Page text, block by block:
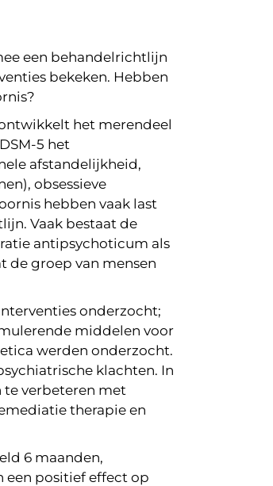
een behandelrichtlijn
bekeken. Hebben
het merendeel
5 het
afstandelijkheid,
obsessieve
hebben vaak last
Vaak bestaat de
antipsychoticum als
de groep van mensen
onderzocht;
middelen voor
werden onderzocht.
klachten. In
te verbeteren met
therapie en
6 maanden,
een positief effect op